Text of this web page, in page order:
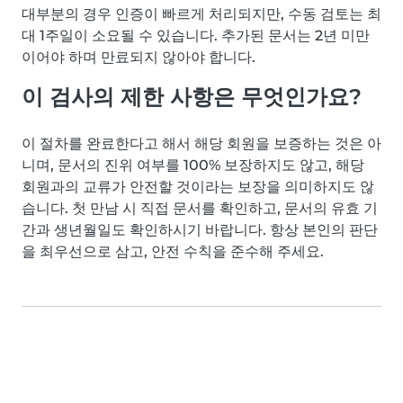
대부분의 경우 인증이 빠르게 처리되지만, 수동 검토는 최
대 1주일이 소요될 수 있습니다. 추가된 문서는 2년 미만
이어야 하며 만료되지 않아야 합니다.
이 검사의 제한 사항은 무엇인가요?
이 절차를 완료한다고 해서 해당 회원을 보증하는 것은 아
니며, 문서의 진위 여부를 100% 보장하지도 않고, 해당
회원과의 교류가 안전할 것이라는 보장을 의미하지도 않
습니다. 첫 만남 시 직접 문서를 확인하고, 문서의 유효 기
간과 생년월일도 확인하시기 바랍니다. 항상 본인의 판단
을 최우선으로 삼고, 안전 수칙을 준수해 주세요.